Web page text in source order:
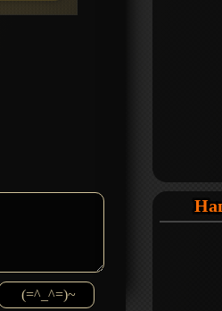
(=^_^=)~